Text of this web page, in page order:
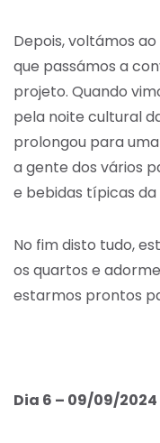
Depois, voltámos
que passámos a
projeto. Quando
pela noite cultural
prolongou para
a gente dos vários
e bebidas típicas da
No fim disto tudo,
os quartos e
estarmos prontos
Dia 6 – 09/09/2024